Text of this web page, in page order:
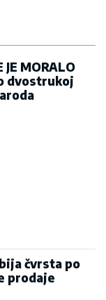
JE MORALO
dvostrukoj
čvrsta po
prodaje